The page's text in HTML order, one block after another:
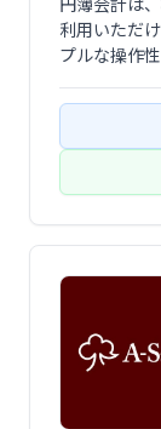
利用いただ
プルな操作
の皆様を強